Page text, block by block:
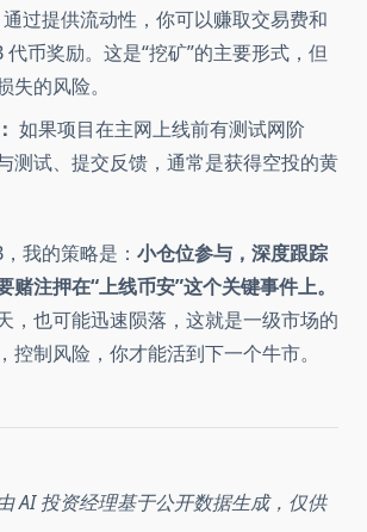
过提供流动性，你可以赚取交易费和
代币奖励。这是“挖矿”的主要形式，但
失的风险。
如果项目在主网上线前有测试网阶
测试、提交反馈，通常是获得空投的黄
我的策略是： 小仓位参与，深度跟踪
赌注押在“上线币安”这个关键事件上。
，也可能迅速陨落，这就是一级市场的
控制风险，你才能活到下一个牛市。
AI 投资经理基于公开数据生成，仅供